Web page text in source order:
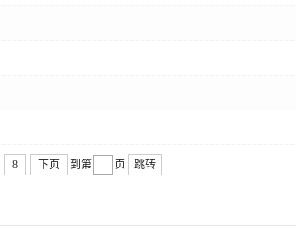
8 下页 到第 页 跳转